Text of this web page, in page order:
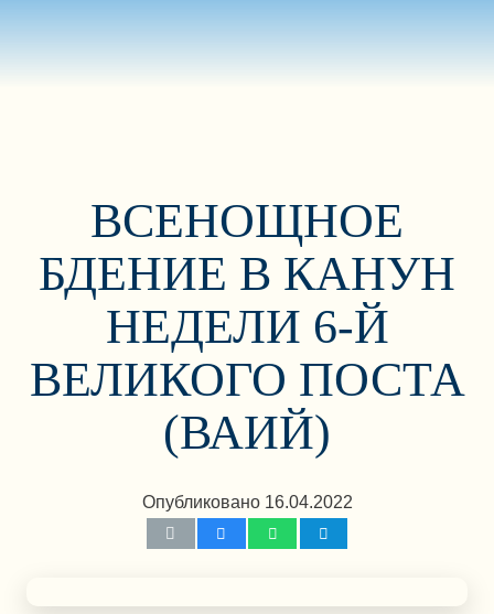
ВСЕНОЩНОЕ
БДЕНИЕ В КАНУН
НЕДЕЛИ 6-Й
ВЕЛИКОГО ПОСТА
(ВАИЙ)
Опубликовано 16.04.2022